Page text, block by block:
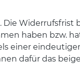
Widerrufsfrist
haben bzw.
einer
dafür das